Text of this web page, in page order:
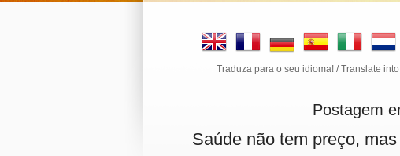
Traduza para o seu idioma! / Translate into your
Postagem
Saúde não tem preço,